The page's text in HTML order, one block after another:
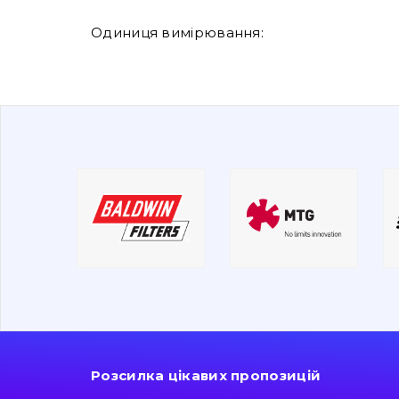
Одиниця вимірювання:
Розсилка цікавих пропозицій